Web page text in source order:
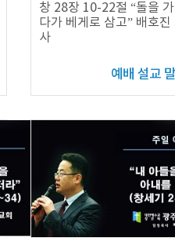
예배 설교
창 28장 10-22절 “돌을
다가 베게로 삼고” 배호진
사